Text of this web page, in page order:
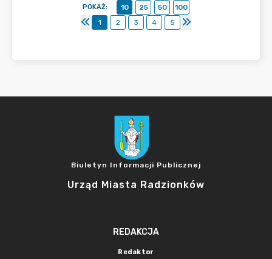
POKAŻ: 10 25 50
100
1
2 3 4 5
Biuletyn Informacji Publicznej
Urząd Miasta Radzionków
REDAKCJA
Redaktor